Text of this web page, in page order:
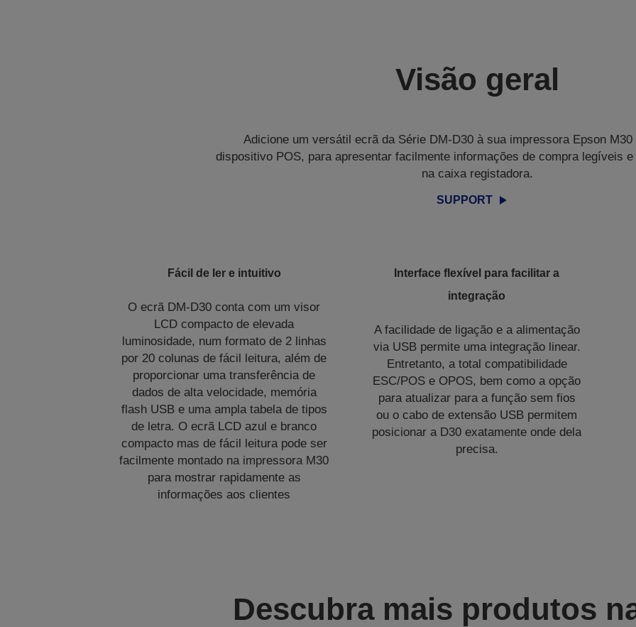
Visão geral
Adicione um versátil ecrã da Série DM-D30 à sua impressora Epson M30
dispositivo POS, para apresentar facilmente informações de compra legíveis
na caixa registadora.
SUPPORT
Fácil de ler e intuitivo
O ecrã DM-D30 conta com um visor
LCD compacto de elevada
luminosidade, num formato de 2 linhas
por 20 colunas de fácil leitura, além de
proporcionar uma transferência de
dados de alta velocidade, memória
flash USB e uma ampla tabela de tipos
de letra. O ecrã LCD azul e branco
compacto mas de fácil leitura pode ser
facilmente montado na impressora M30
para mostrar rapidamente as
informações aos clientes
Interface flexível para facilitar a
integração
A facilidade de ligação e a alimentação
via USB permite uma integração linear.
Entretanto, a total compatibilidade
ESC/POS e OPOS, bem como a opção
para atualizar para a função sem fios
ou o cabo de extensão USB permitem
posicionar a D30 exatamente onde dela
precisa.
Descubra mais produtos